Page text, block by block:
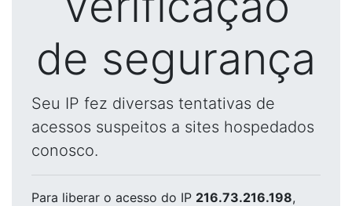
de segurança
Seu IP fez diversas tentativas de
acessos suspeitos a sites hospedados
conosco.
Para liberar o acesso do IP 216.73.216.198,